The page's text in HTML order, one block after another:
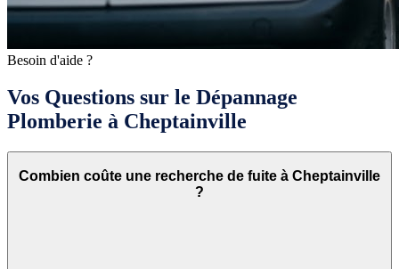
Besoin d'aide ?
Vos Questions sur le Dépannage
Plomberie à Cheptainville
Combien coûte une recherche de fuite à Cheptainville
?